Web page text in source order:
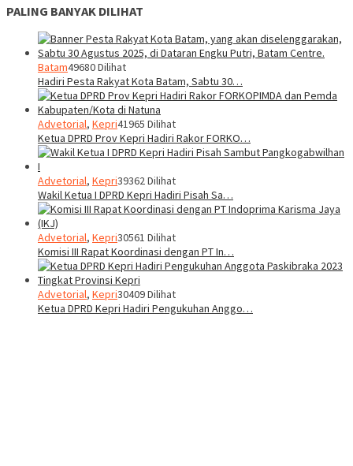
PALING BANYAK DILIHAT
Batam49680 Dilihat
Hadiri Pesta Rakyat Kota Batam, Sabtu 30…
Advetorial, Kepri41965 Dilihat
Ketua DPRD Prov Kepri Hadiri Rakor FORKO…
Advetorial, Kepri39362 Dilihat
Wakil Ketua I DPRD Kepri Hadiri Pisah Sa…
Advetorial, Kepri30561 Dilihat
Komisi III Rapat Koordinasi dengan PT In…
Advetorial, Kepri30409 Dilihat
Ketua DPRD Kepri Hadiri Pengukuhan Anggo…